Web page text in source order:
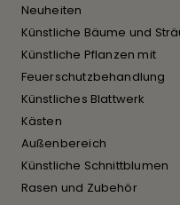
Neuheiten
Künstliche Bäume und
Künstliche Pflanzen mit
Feuerschutzbehandlung
Künstliches Blattwerk
Kästen
Außenbereich
Künstliche Schnittblumen
Rasen und Zubehör